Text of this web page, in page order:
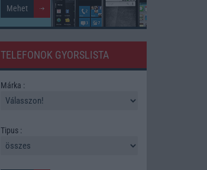
TELEFONOK GYORSLISTA
Márka :
Tipus :